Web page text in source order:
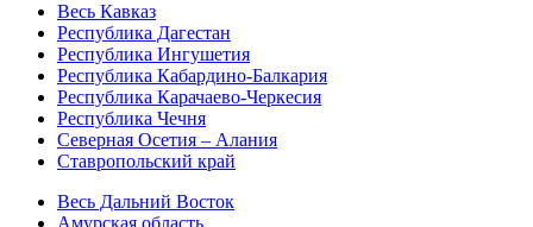
Весь Кавказ
Республика Дагестан
Республика Ингушетия
Республика Кабардино-Балкария
Республика Карачаево-Черкесия
Республика Чечня
Северная Осетия – Алания
Ставропольский край
Весь Дальний Восток
Амурская область